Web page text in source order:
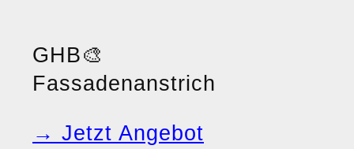
GHB🎨
Fassadenanstrich
→ Jetzt Angebot